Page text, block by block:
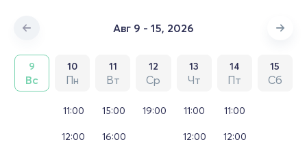
Авг 9 - 15, 2026
9
Вс
10
Пн
11
Вт
12
Ср
13
Чт
14
Пт
15
Сб
11:00
12:00
15:00
16:00
19:00 11:00
12:00
11:00
12:00